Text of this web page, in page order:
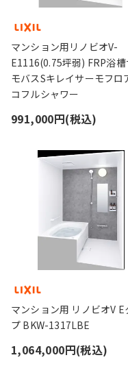
マンション用リノビオV-
E1116(0.75坪弱) FRP浴槽
モバスSキレイサーモフロ
コフルシャワー
991,000円(税込)
マンション用 リノビオV E
プ BKW-1317LBE
1,064,000円(税込)